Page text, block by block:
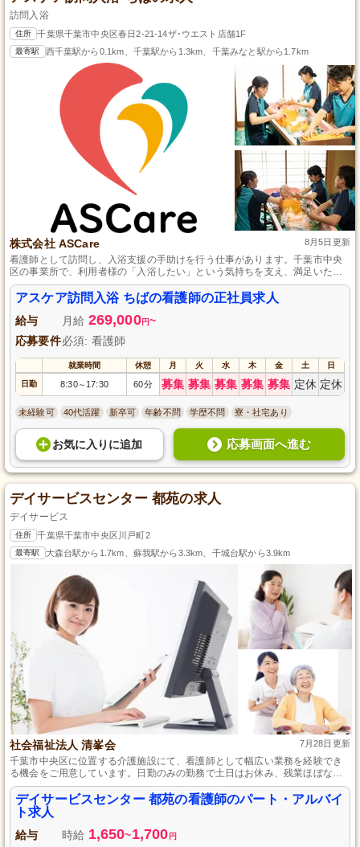
訪問入浴
住所 千葉県千葉市中央区春日2-21-14ザ･ウエスト店舗1F
最寄駅 西千葉駅から0.1km、千葉駅から1.3km、千葉みなと駅から1.7km
株式会社 ASCare 8月5日更新
看護師として訪問し、入浴支援の手助けを行う仕事があります。千葉市中央
区の事業所で、利用者様の「入浴したい」という気持ちを支え、満足いただ
けるサービスを提供することが使命です。チームで一丸となって働くため、
初めての方でも安心してスタートできます。また、残業があっても充実した
手当が特徴で、しっかり稼ぐことができます。
アスケア訪問入浴 ちばの看護師の正社員求人
給与 月給 269,000円~
応募要件必須: 看護師
就業時間 休憩 月 火 水 木 金 土 日
日勤 8:30～ 17:30 60分 募集 募集 募集 募集 募集 定休 定休
未経験可 40代活躍 新卒可 年齢不問 学歴不問 寮・社宅あり
お気に入り に追加 応募画面へ進む
デイサービスセンター 都苑の求人
デイサービス
住所 千葉県千葉市中央区川戸町2
最寄駅 大森台駅から1.7km、蘇我駅から3.3km、千城台駅から3.9km
社会福祉法人 清峯会 7月28日更新
千葉市中央区に位置する介護施設にて、看護師として幅広い業務を経験でき
る機会をご用意しています。日勤のみの勤務で土日はお休み、残業ほぼなし
という働きやすさが魅力です。通勤手当は全額支給、マイカー通勤も可能
で、労災保険や充実した研修制度も整っており、安心してご応募ください。
未経験者やブランクがある方も大歓迎です。
デイサービスセンター 都苑の看護師のパート・アルバイ
ト求人
給与 時給 1,650~1,700 円